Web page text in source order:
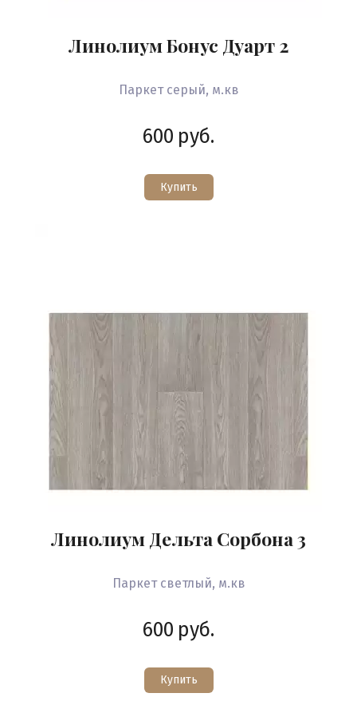
Линолиум Бонус Дуарт 2
Паркет серый, м.кв
600 руб.
Купить
Линолиум Дельта Сорбона 3
Паркет светлый, м.кв
600 руб.
Купить